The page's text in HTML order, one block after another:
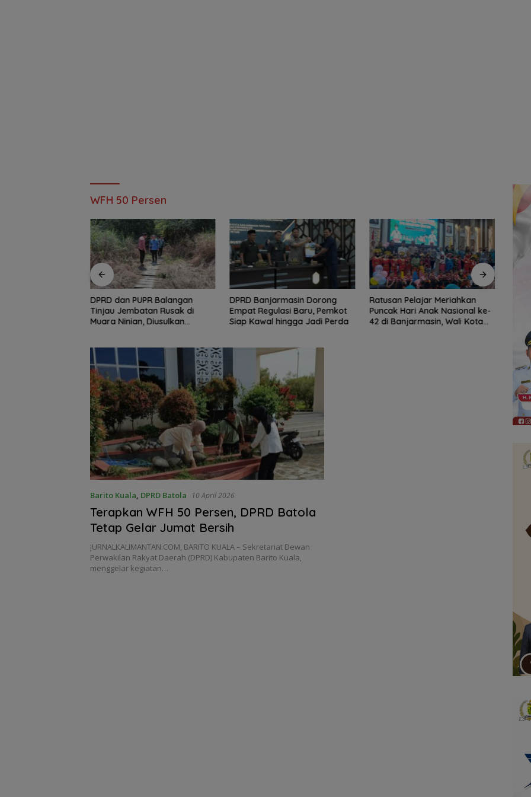
WFH 50 Persen
DPRD Banjarmasin Dorong
Empat Regulasi Baru, Pemkot
Siap Kawal hingga Jadi Perda
Ratusan Pelajar Meriahkan
Puncak Hari Anak Nasional ke-
42 di Banjarmasin, Wali Kota
Dinas Pendidikan HST Bentuk 12
Tim Intervensi Optimalisasi
Inventarisasi Aset
Barito Kuala DPRD Batola 10 April 2026
Terapkan WFH 50 Persen, DPRD Batola
Tetap Gelar Jumat Bersih
JURNALKALIMANTAN.COM, BARITO KUALA – Sekretariat Dewan
Perwakilan Rakyat Daerah (DPRD) Kabupaten Barito Kuala,
menggelar kegiatan…